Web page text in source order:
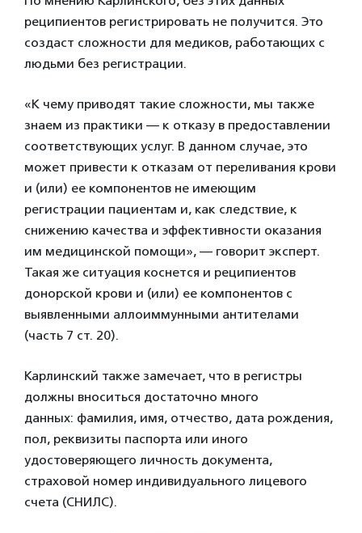
реципиентов регистрировать не получится. Это
создаст сложности для медиков, работающих с
людьми без регистрации.
«К чему приводят такие сложности, мы также
знаем из практики — к отказу в предоставлении
соответствующих услуг. В данном случае, это
может привести к отказам от переливания крови
и (или) ее компонентов не имеющим
регистрации пациентам и, как следствие, к
снижению качества и эффективности оказания
им медицинской помощи», — говорит эксперт.
Такая же ситуация коснется и реципиентов
донорской крови и (или) ее компонентов с
выявленными аллоиммунными антителами
(часть 7 ст. 20).
Карлинский также замечает, что в регистры
должны вноситься достаточно много
данных: фамилия, имя, отчество, дата рождения,
пол, реквизиты паспорта или иного
удостоверяющего личность документа,
страховой номер индивидуального лицевого
счета (СНИЛС).